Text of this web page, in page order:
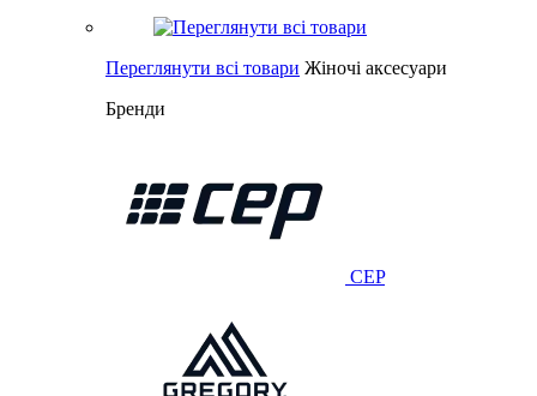
Переглянути всі товари Жіночі аксесуари
Бренди
CEP